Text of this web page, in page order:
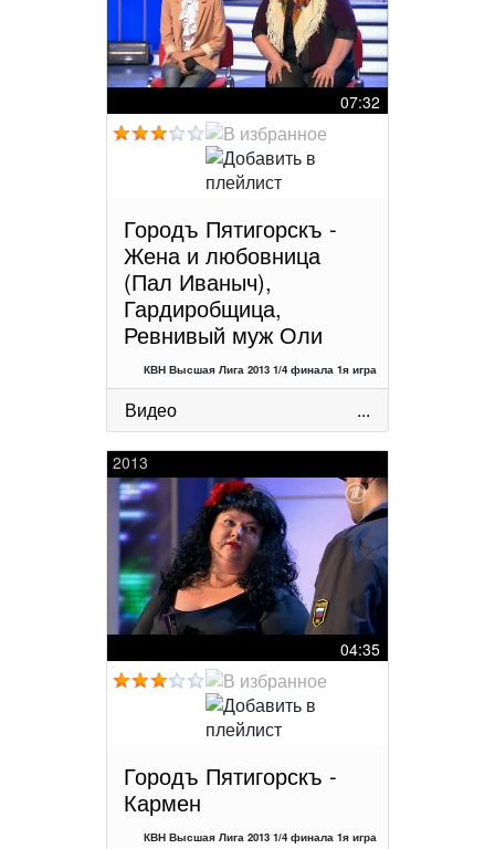
07:32
Городъ Пятигорскъ -
Жена и любовница
(Пал Иваныч),
Гардиробщица,
Ревнивый муж Оли
КВН Высшая Лига 2013 1/4 финала 1я игра
Видео ...
2013
04:35
Городъ Пятигорскъ -
Кармен
КВН Высшая Лига 2013 1/4 финала 1я игра